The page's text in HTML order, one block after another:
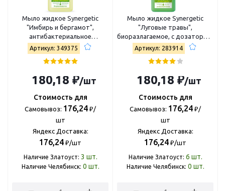
Мыло жидкое Synergetic
"Имбирь и бергамот",
антибактериальное
увлажняющее,
гипоаллергенное, 500мл
4607971450917
Артикул: 349375
180,18 ₽/шт
Стоимость для
Самовывоз: 176,24 ₽/
шт
Яндекс Доставка:
176,24 ₽/шт
Наличие Златоуст: 3 шт.
Наличие Челябинск: 0 шт.
Мыло жидкое Synergetic
"Луговые травы",
биоразлагаемое, с дозатором,
500мл 4613720438976
Артикул: 283914
180,18 ₽/шт
Стоимость для
Самовывоз: 176,24 ₽/
шт
Яндекс Доставка:
176,24 ₽/шт
Наличие Златоуст: 6 шт.
Наличие Челябинск: 0 шт.